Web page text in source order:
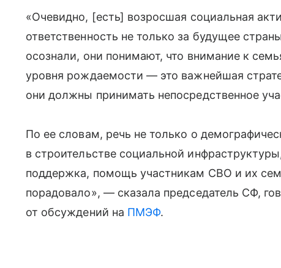
«Очевидно, [есть] возросшая социальная
ответственность не только за будущее
осознали, они понимают, что внимание к
уровня рождаемости — это важнейшая
они должны принимать непосредственное
По ее словам, речь не только о
в строительстве социальной
поддержка, помощь участникам СВО и их
порадовало», — сказала председатель СФ,
от обсуждений на ПМЭФ.